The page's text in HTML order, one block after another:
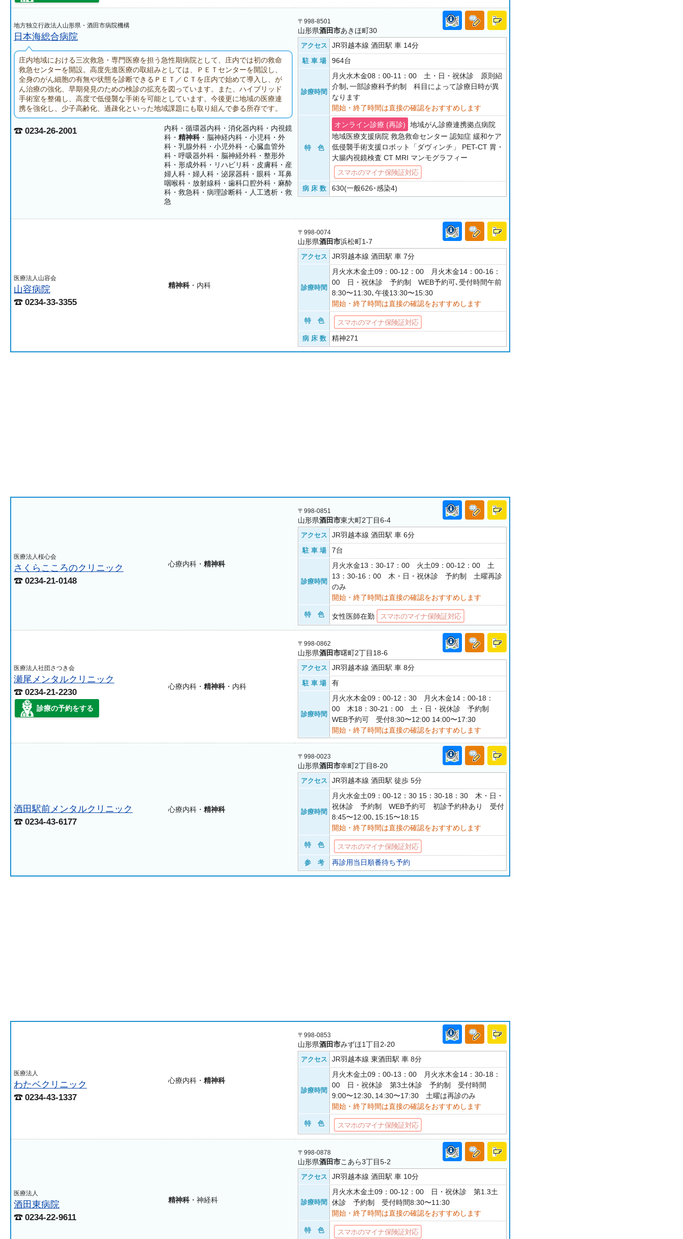
地方独立行政法人山形県・酒田市病院機構
日本海総合病院
庄内地域における三次救急・専門医療を担う急性期病院として、庄内では初の救命
救急センターを開設。高度先進医療の取組みとしては、ＰＥＴセンターを開設し、
全身のがん細胞の有無や状態を診断できるＰＥＴ／ＣＴを庄内で始めて導入し、が
ん治療の強化、早期発見のための検診の拡充を図っています。また、ハイブリッド
手術室を整備し、高度で低侵襲な手術を可能としています。今後更に地域の医療連
携を強化し、少子高齢化、過疎化といった地域課題にも取り組んで参る所存です。
0234-26-2001
内科・循環器内科・消化器内科・内視鏡
科・精神科・脳神経内科・小児科・外
科・乳腺外科・小児外科・心臓血管外
科・呼吸器外科・脳神経外科・整形外
科・形成外科・リハビリ科・皮膚科・産
婦人科・婦人科・泌尿器科・眼科・耳鼻
咽喉科・放射線科・歯科口腔外科・麻酔
科・救急科・病理診断科・人工透析・救
急
〒998-8501
山形県酒田市あきほ町30
アクセス JR羽越本線 酒田駅 車 14分
駐 車 場 964台
診療時間
月火水木金08：00-11：00 土・日・祝休診 原則紹
介制､一部診療科予約制 科目によって診療日時が異
なります
開始・終了時間は直接の確認をおすすめします
特 色
オンライン診療 (再診)
地域がん診療連携拠点病院
地域医療支援病院 救急救命センター 認知症 緩和ケア
低侵襲手術支援ロボット「ダヴィンチ」 PET-CT 胃・
大腸内視鏡検査 CT MRI マンモグラフィー
スマホのマイナ保険証対応
病 床 数 630(一般626･感染4)
医療法人山容会
山容病院
0234-33-3355
精神科・内科
〒998-0074
山形県酒田市浜松町1-7
アクセス JR羽越本線 酒田駅 車 7分
診療時間
月火水木金土09：00-12：00 月火木金14：00-16：
00 日・祝休診 予約制 WEB予約可､受付時間午前
8:30〜11:30､午後13:30〜15:30
開始・終了時間は直接の確認をおすすめします
特 色 スマホのマイナ保険証対応
病 床 数 精神271
医療法人桜心会
さくらこころのクリニック
0234-21-0148
心療内科・ 精神科
〒998-0851
山形県酒田市東大町2丁目6-4
アクセス JR羽越本線 酒田駅 車 6分
駐 車 場 7台
診療時間
月火水金13：30-17：00 火土09：00-12：00 土
13：30-16：00 木・日・祝休診 予約制 土曜再診
のみ
開始・終了時間は直接の確認をおすすめします
特 色 女性医師在勤 スマホのマイナ保険証対応
医療法人社団さつき会
瀬尾メンタルクリニック
0234-21-2230
診療の予約をする
心療内科・ 精神科・内科
〒998-0862
山形県酒田市曙町2丁目18-6
アクセス JR羽越本線 酒田駅 車 8分
駐 車 場 有
診療時間
月火水木金09：00-12：30 月火木金14：00-18：
00 木18：30-21：00 土・日・祝休診 予約制
WEB予約可 受付8:30〜12:00 14:00〜17:30
開始・終了時間は直接の確認をおすすめします
酒田駅前メンタルクリニック
0234-43-6177
心療内科・ 精神科
〒998-0023
山形県酒田市幸町2丁目8-20
アクセス JR羽越本線 酒田駅 徒歩 5分
診療時間
月火水金土09：00-12：30 15：30-18：30 木・日・
祝休診 予約制 WEB予約可 初診予約枠あり 受付
8:45〜12:00､15:15〜18:15
開始・終了時間は直接の確認をおすすめします
特 色 スマホのマイナ保険証対応
参 考 再診用当日順番待ち予約
医療法人
わたベクリニック
0234-43-1337
心療内科・ 精神科
〒998-0853
山形県酒田市みずほ1丁目2-20
アクセス JR羽越本線 東酒田駅 車 8分
診療時間
月火木金土09：00-13：00 月火水木金14：30-18：
00 日・祝休診 第3土休診 予約制 受付時間
9:00〜12:30､14:30〜17:30 土曜は再診のみ
開始・終了時間は直接の確認をおすすめします
特 色 スマホのマイナ保険証対応
医療法人
酒田東病院
0234-22-9611
精神科・神経科
〒998-0878
山形県酒田市こあら3丁目5-2
アクセス JR羽越本線 酒田駅 車 10分
診療時間
月火水木金土09：00-12：00 日・祝休診 第1.3土
休診 予約制 受付時間8:30〜11:30
開始・終了時間は直接の確認をおすすめします
特 色 スマホのマイナ保険証対応